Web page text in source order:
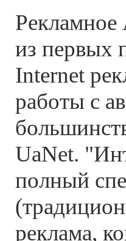
Рекламное
из первых
Internet
работы с
UaNet.
полный
реклама,